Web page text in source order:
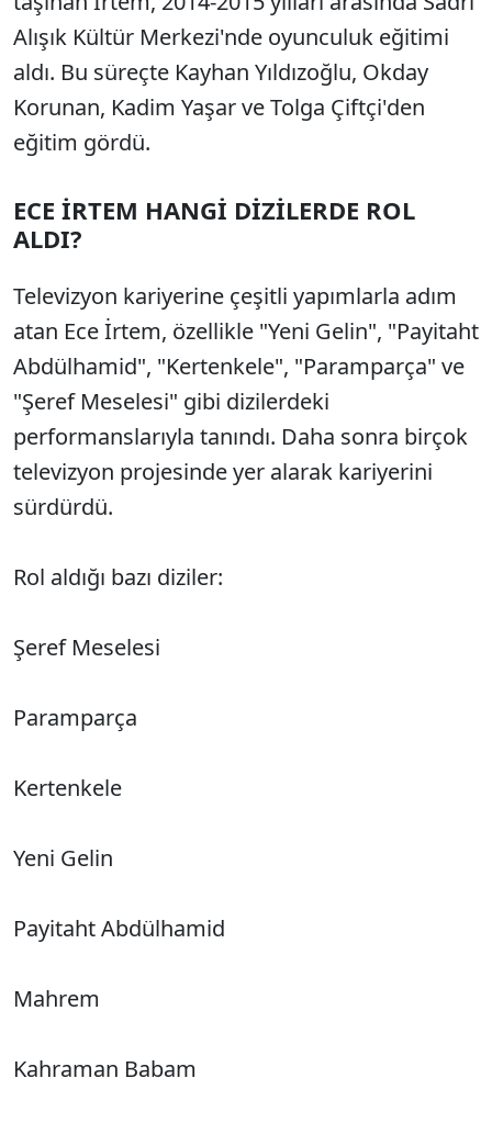
Alışık Kültür Merkezi'nde oyunculuk eğitimi
aldı. Bu süreçte Kayhan Yıldızoğlu, Okday
Korunan, Kadim Yaşar ve Tolga Çiftçi'den
eğitim gördü.
ECE İRTEM HANGİ DİZİLERDE ROL
ALDI?
Televizyon kariyerine çeşitli yapımlarla adım
atan Ece İrtem, özellikle "Yeni Gelin", "Payitaht
Abdülhamid", "Kertenkele", "Paramparça" ve
"Şeref Meselesi" gibi dizilerdeki
performanslarıyla tanındı. Daha sonra birçok
televizyon projesinde yer alarak kariyerini
sürdürdü.
Rol aldığı bazı diziler:
Şeref Meselesi
Paramparça
Kertenkele
Yeni Gelin
Payitaht Abdülhamid
Mahrem
Kahraman Babam